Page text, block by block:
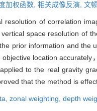
加权函数, 相关成像反演, 文
resolution of correlation
space resolution of
prior information and
location
to the real gravity
that the method is
zonal weighting, depth